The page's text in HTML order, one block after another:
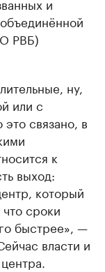
и
РВБ)
ну,
или с
связано, в
к
выход:
который
сроки
быстрее», —
власти и